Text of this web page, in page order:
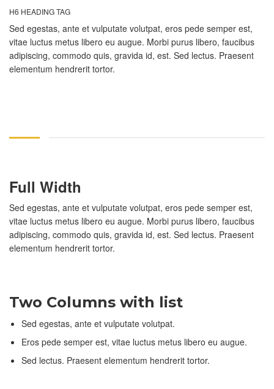
H6 HEADING TAG
Sed egestas, ante et vulputate volutpat, eros pede semper est,
vitae luctus metus libero eu augue. Morbi purus libero, faucibus
adipiscing, commodo quis, gravida id, est. Sed lectus. Praesent
elementum hendrerit tortor.
Full Width
Sed egestas, ante et vulputate volutpat, eros pede semper est,
vitae luctus metus libero eu augue. Morbi purus libero, faucibus
adipiscing, commodo quis, gravida id, est. Sed lectus. Praesent
elementum hendrerit tortor.
Two Columns with list
Sed egestas, ante et vulputate volutpat.
Eros pede semper est, vitae luctus metus libero eu augue.
Sed lectus. Praesent elementum hendrerit tortor.